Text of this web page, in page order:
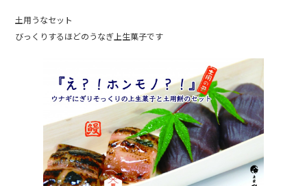
土用うなセット
びっくりするほどのうなぎ上生菓子です